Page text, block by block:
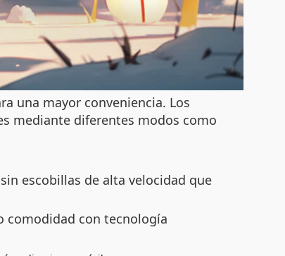
una mayor conveniencia. Los
mediante diferentes modos como
escobillas de alta velocidad que
comodidad con tecnología